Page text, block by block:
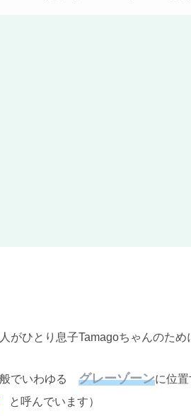
がひとり息子Tamagoちゃんのた
でいわゆる グレーゾーンに位
と呼んでいます）